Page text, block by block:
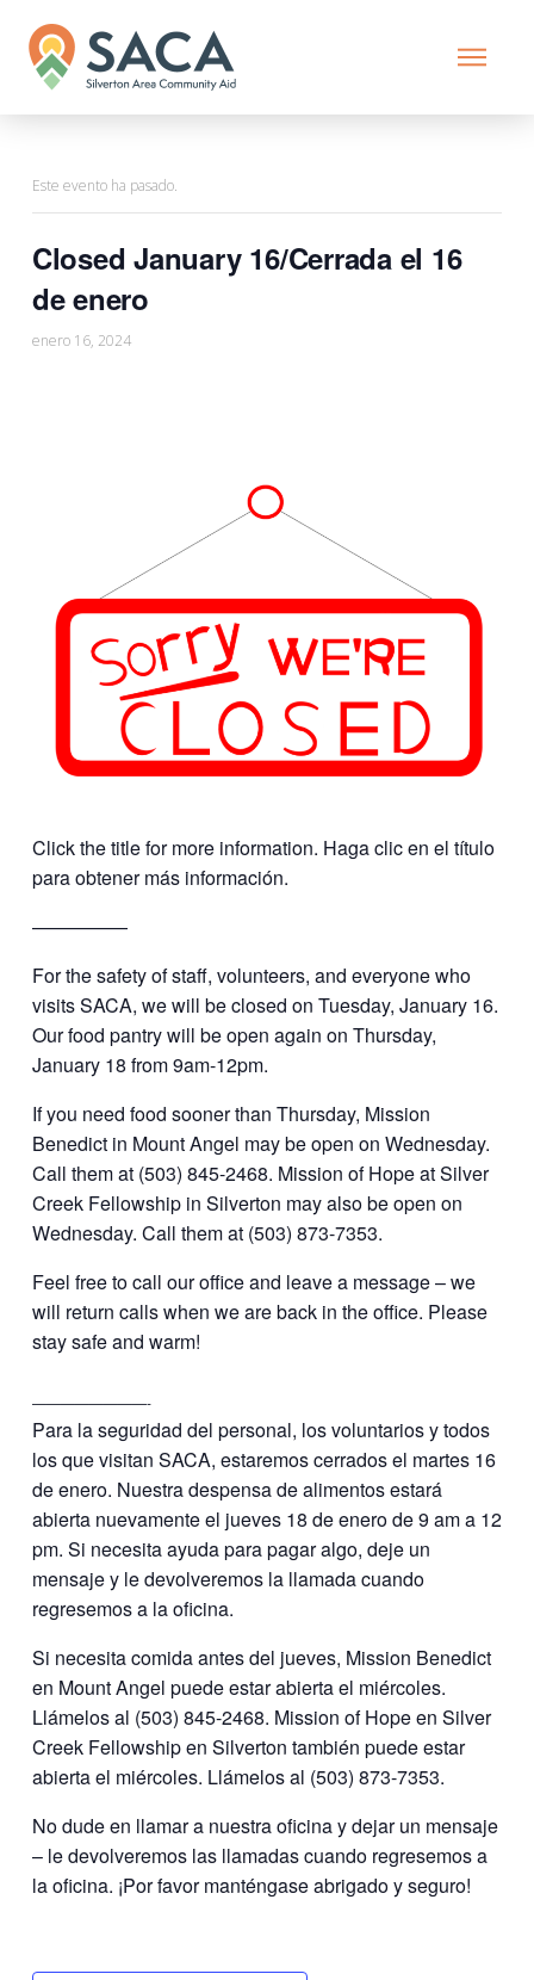
Este evento ha pasado.
Closed January 16/Cerrada el 16
de enero
enero 16, 2024
Click the title for more information. Haga clic en el título
para obtener más información.
—————
For the safety of staff, volunteers, and everyone who
visits SACA, we will be closed on Tuesday, January 16.
Our food pantry will be open again on Thursday,
January 18 from 9am-12pm.
If you need food sooner than Thursday, Mission
Benedict in Mount Angel may be open on Wednesday.
Call them at (503) 845-2468. Mission of Hope at Silver
Creek Fellowship in Silverton may also be open on
Wednesday. Call them at (503) 873-7353.
Feel free to call our office and leave a message – we
will return calls when we are back in the office. Please
stay safe and warm!
————————-
Para la seguridad del personal, los voluntarios y todos
los que visitan SACA, estaremos cerrados el martes 16
de enero. Nuestra despensa de alimentos estará
abierta nuevamente el jueves 18 de enero de 9 am a 12
pm. Si necesita ayuda para pagar algo, deje un
mensaje y le devolveremos la llamada cuando
regresemos a la oficina.
Si necesita comida antes del jueves, Mission Benedict
en Mount Angel puede estar abierta el miércoles.
Llámelos al (503) 845-2468. Mission of Hope en Silver
Creek Fellowship en Silverton también puede estar
abierta el miércoles. Llámelos al (503) 873-7353.
No dude en llamar a nuestra oficina y dejar un mensaje
– le devolveremos las llamadas cuando regresemos a
la oficina. ¡Por favor manténgase abrigado y seguro!